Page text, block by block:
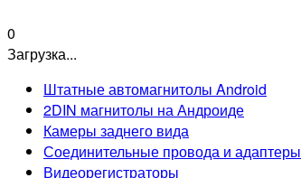
0
Загрузка...
Штатные автомагнитолы Android
2DIN магнитолы на Андроиде
Камеры заднего вида
Соединительные провода и адаптеры
Видеорегистраторы